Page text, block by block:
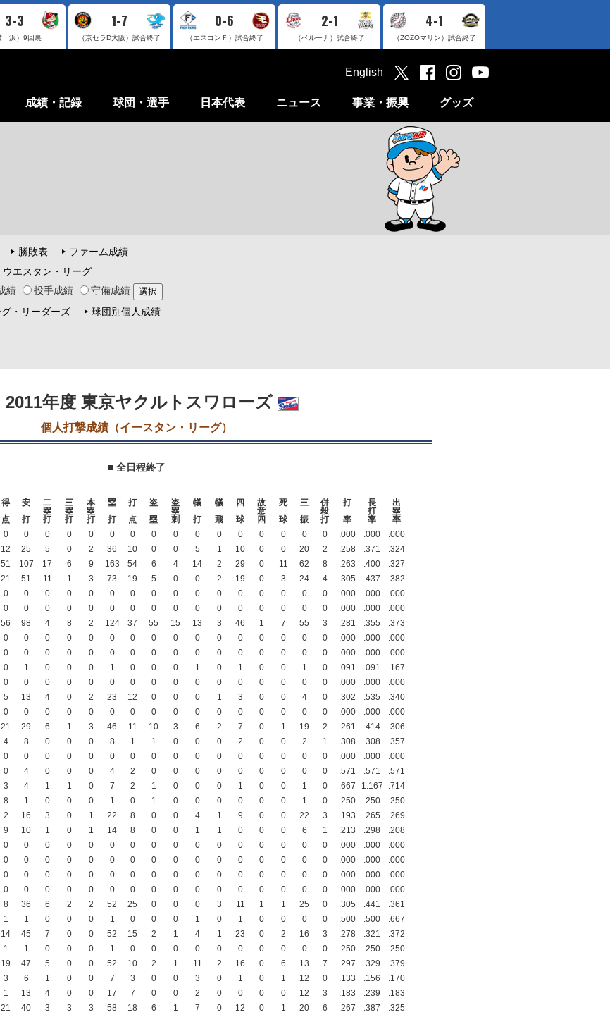
3-3
浜） 9回裏
1-7
（京セラD大阪） 試合終了
0-6
（エスコンＦ） 試合終了
2-1
（ベルーナ） 試合終了
4-1
（ZOZOマリン） 試合終了
成績・記録 球団・選手 日本代表 ニュース 事業・振興 グッズ
English
勝敗表
ファーム成績
ウエスタン・リーグ
績 投手成績
守備成績
グ・リーダーズ
球団別個人成績
2011年度 東京ヤクルトスワローズ
個人打撃成績（イースタン・リーグ）
■ 全日程終了
得
点
安
打
二
塁
打
三
塁
打
本
塁
打
塁
打
打
点
盗
塁
盗
塁
刺
犠
打
犠
飛
四
球
故
意
四
死
球
三
振
併
殺
打
打
率
長
打
率
出
塁
率
0 0 0 0 0 0 0 0 0 0 0 0 0 0 0 0 .000 .000
.000
12 25 5 0 2 36 10 0 0 5 1 10 0 0 20 2 .258 .371
.324
51 107 17 6 9 163 54 6 4 14 2 29 0 11 62 8 .263 .400
.327
21 51 11 1 3 73 19 5 0 0 2 19 0 3 24 4 .305 .437
.382
0 0 0 0 0 0 0 0 0 0 0 0 0 0 0 0 .000 .000
.000
0 0 0 0 0 0 0 0 0 0 0 0 0 0 0 0 .000 .000
.000
56 98 4 8 2 124 37 55 15 13 3 46 1 7 55 3 .281 .355
.373
0 0 0 0 0 0 0 0 0 0 0 0 0 0 0 0 .000 .000
.000
0 0 0 0 0 0 0 0 0 0 0 0 0 0 0 0 .000 .000
.000
0 1 0 0 0 1 0 0 0 1 0 1 0 0 1 0 .091 .091
.167
0 0 0 0 0 0 0 0 0 0 0 0 0 0 0 0 .000 .000
.000
5 13 4 0 2 23 12 0 0 0 1 3 0 0 4 0 .302 .535
.340
0 0 0 0 0 0 0 0 0 0 0 0 0 0 0 0 .000 .000
.000
21 29 6 1 3 46 11 10 3 6 2 7 0 1 19 2 .261 .414
.306
4 8 0 0 0 8 1 1 0 0 0 2 0 0 2 1 .308 .308
.357
0 0 0 0 0 0 0 0 0 0 0 0 0 0 0 0 .000 .000
.000
0 4 0 0 0 4 2 0 0 0 0 0 0 0 0 0 .571 .571
.571
3 4 1 1 0 7 2 1 0 0 0 1 0 0 1 0 .667 1.167
.714
8 1 0 0 0 1 0 1 0 0 0 0 0 0 1 0 .250 .250
.250
2 16 3 0 1 22 8 0 0 4 1 9 0 0 22 3 .193 .265
.269
9 10 1 0 1 14 8 0 0 1 1 0 0 0 6 1 .213 .298
.208
0 0 0 0 0 0 0 0 0 0 0 0 0 0 0 0 .000 .000
.000
0 0 0 0 0 0 0 0 0 0 0 0 0 0 0 0 .000 .000
.000
0 0 0 0 0 0 0 0 0 0 0 0 0 0 0 0 .000 .000
.000
0 0 0 0 0 0 0 0 0 0 0 0 0 0 0 0 .000 .000
.000
8 36 6 2 2 52 25 0 0 0 3 11 1 1 25 0 .305 .441
.361
1 1 0 0 0 1 0 0 0 1 0 1 0 0 0 0 .500 .500
.667
14 45 7 0 0 52 15 2 1 4 1 23 0 2 16 3 .278 .321
.372
1 1 0 0 0 1 0 0 0 0 0 0 0 0 0 0 .250 .250
.250
19 47 5 0 0 52 10 2 1 11 2 16 0 6 13 7 .297 .329
.379
3 6 1 0 0 7 3 0 0 3 0 1 0 1 12 0 .133 .156
.170
1 13 4 0 0 17 7 0 0 2 0 0 0 0 12 3 .183 .239
.183
21 40 3 3 3 58 18 6 1 7 0 12 0 1 20 6 .267 .387
.325